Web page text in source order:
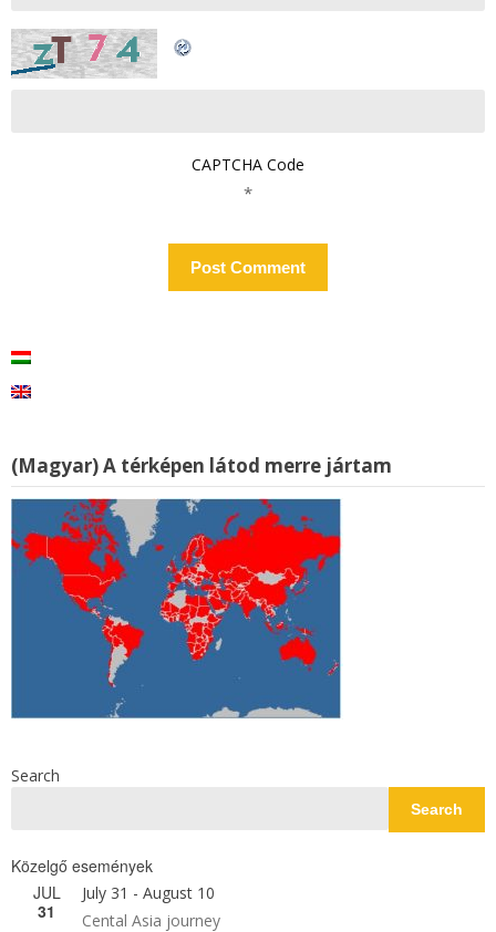
CAPTCHA Code
*
(Magyar) A térképen látod merre jártam
Search
Search
Közelgő események
JUL
31
July 31 - August 10
Cental Asia journey